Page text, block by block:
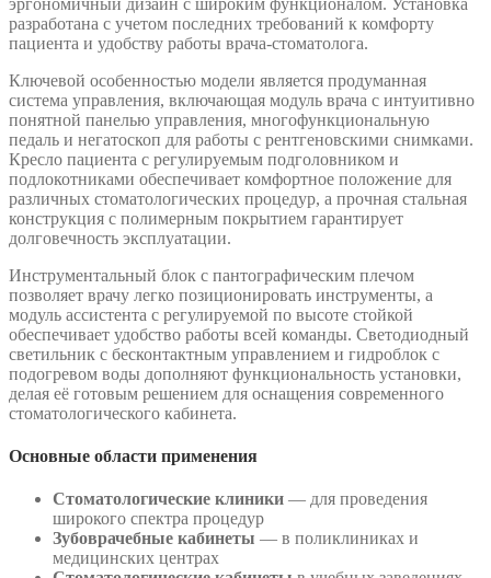
разработана с учетом последних требований к комфорту
пациента и удобству работы врача-стоматолога.
Ключевой особенностью модели является продуманная
система управления, включающая модуль врача с интуитивно
понятной панелью управления, многофункциональную
педаль и негатоскоп для работы с рентгеновскими снимками.
Кресло пациента с регулируемым подголовником и
подлокотниками обеспечивает комфортное положение для
различных стоматологических процедур, а прочная стальная
конструкция с полимерным покрытием гарантирует
долговечность эксплуатации.
Инструментальный блок с пантографическим плечом
позволяет врачу легко позиционировать инструменты, а
модуль ассистента с регулируемой по высоте стойкой
обеспечивает удобство работы всей команды. Светодиодный
светильник с бесконтактным управлением и гидроблок с
подогревом воды дополняют функциональность установки,
делая её готовым решением для оснащения современного
стоматологического кабинета.
Основные области применения
Стоматологические клиники — для проведения
широкого спектра процедур
Зубоврачебные кабинеты — в поликлиниках и
медицинских центрах